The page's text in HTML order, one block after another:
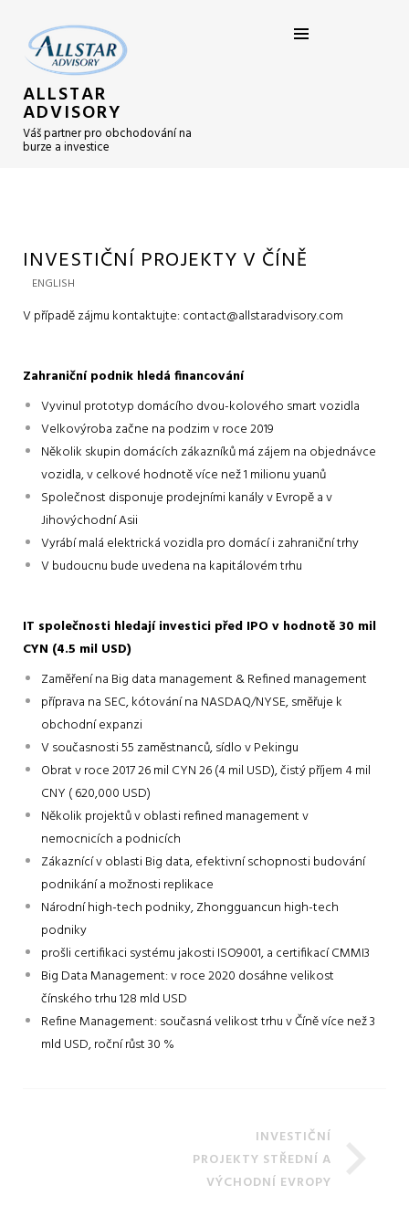
ALLSTAR
ADVISORY
Váš partner pro obchodování na
burze a investice
INVESTIČNÍ PROJEKTY V ČÍNĚ
ENGLISH
V případě zájmu kontaktujte: contact@allstaradvisory.com
Zahraniční podnik hledá financování
Vyvinul prototyp domácího dvou-kolového smart vozidla
Velkovýroba začne na podzim v roce 2019
Několik skupin domácích zákazníků má zájem na objednávce
vozidla, v celkové hodnotě více než 1 milionu yuanů
Společnost disponuje prodejními kanály v Evropě a v
Jihovýchodní Asii
Vyrábí malá elektrická vozidla pro domácí i zahraniční trhy
V budoucnu bude uvedena na kapitálovém trhu
IT společnosti hledají investici před IPO v hodnotě 30 mil
CYN (4.5 mil USD)
Zaměření na Big data management & Refined management
příprava na SEC, kótování na NASDAQ/NYSE, směřuje k
obchodní expanzi
V současnosti 55 zaměstnanců, sídlo v Pekingu
Obrat v roce 2017 26 mil CYN 26 (4 mil USD), čistý příjem 4 mil
CNY ( 620,000 USD)
Několik projektů v oblasti refined management v
nemocnicích a podnicích
Zákaznící v oblasti Big data, efektivní schopnosti budování
podnikání a možnosti replikace
Národní high-tech podniky, Zhongguancun high-tech
podniky
prošli certifikaci systému jakosti ISO9001, a certifikací CMMI3
Big Data Management: v roce 2020 dosáhne velikost
čínského trhu 128 mld USD
Refine Management: současná velikost trhu v Číně více než 3
mld USD, roční růst 30 %
INVESTIČNÍ
PROJEKTY STŘEDNÍ A
VÝCHODNÍ EVROPY